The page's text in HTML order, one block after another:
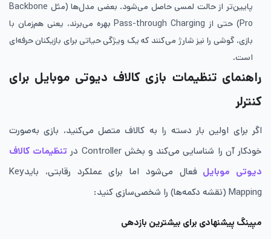
پایین‌تر از حالت لمسی حاصل می‌شود. بعضی مدل‌ها (مثل Backbone
Pro) حتی از Pass-through Charging بهره می‌برند، یعنی هم‌زمان با
بازی، گوشی را نیز شارژ می‌کنند که یک ویژگی حیاتی برای بازیکنان حرفه‌ای
است.
راهنمای تنظیمات بازی کالاف دیوتی موبایل برای
کنترلر
اگر برای اولین بار دسته را به کالاف متصل می‌کنید، بازی به‌صورت
خودکار آن را شناسایی می‌کند و بخش Controller در
تنظیمات کالاف
دیوتی موبایل
فعال می‌شود اما برای عملکرد رقابتی، بایدKey
Mapping (نقشه دکمه‌ها) را شخصی‌سازی کنید:
مپینگ پیشنهادی برای بیشترین بازدهی